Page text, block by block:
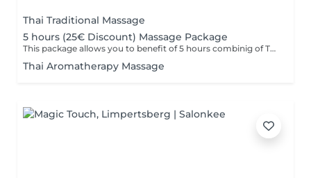
Thai Traditional Massage
5 hours (25€ Discount) Massage Package
This package allows you to benefit of 5 hours combinig of Thai Traditional ,Aromatheraphy or Foot massage as you wish. This packag is to be used in 6 months after purchase.
Thai Aromatherapy Massage